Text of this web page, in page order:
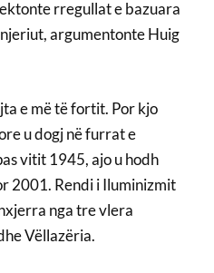
rregullat e bazuara
argumentonte Huig
e më të fortit. Por kjo
u dogj në furrat e
vitit 1945, ajo u hodh
2001. Rendi i Iluminizmit
nga tre vlera
Vëllazëria.